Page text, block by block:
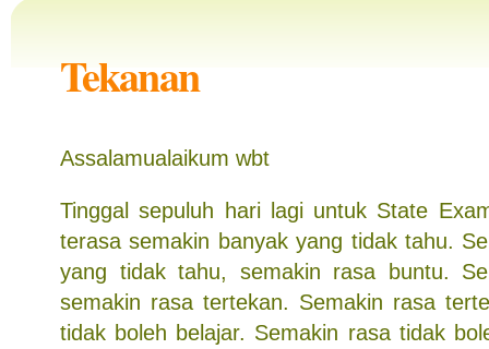
Tekanan
Assalamualaikum wbt
Tinggal sepuluh hari lagi untuk State
terasa semakin banyak yang tidak tahu.
yang tidak tahu, semakin rasa buntu.
semakin rasa tertekan. Semakin rasa
tidak boleh belajar. Semakin rasa tidak